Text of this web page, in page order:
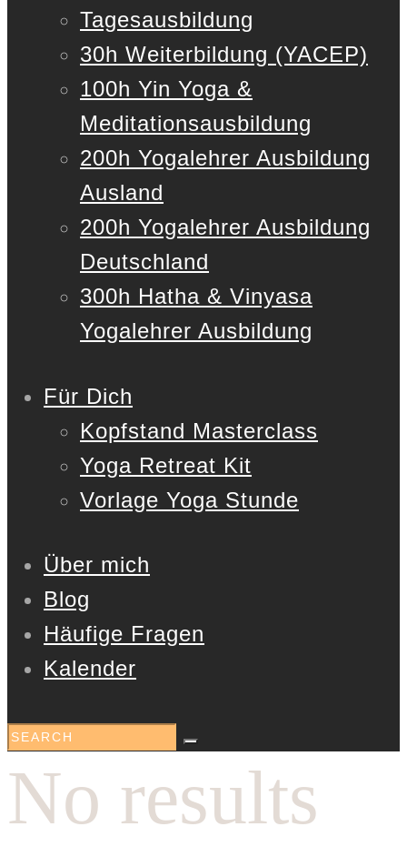
Tagesausbildung
30h Weiterbildung (YACEP)
100h Yin Yoga &
Meditationsausbildung
200h Yogalehrer Ausbildung
Ausland
200h Yogalehrer Ausbildung
Deutschland
300h Hatha & Vinyasa
Yogalehrer Ausbildung
Für Dich
Kopfstand Masterclass
Yoga Retreat Kit
Vorlage Yoga Stunde
Über mich
Blog
Häufige Fragen
Kalender
No results